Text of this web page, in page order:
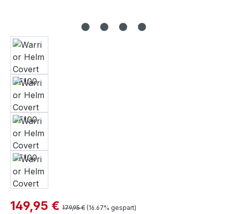
Verkaufspreis:
149,95 € Regulärer Preis:
179,95 € (16.67% gespart)